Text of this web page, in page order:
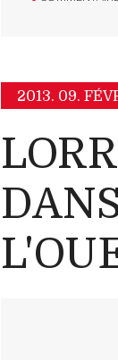
2013. 09.